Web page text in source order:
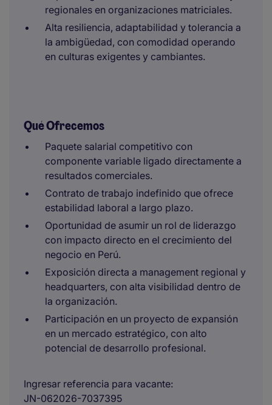
regionales en organizaciones matriciales.
Alta resiliencia, adaptabilidad y tolerancia a
la ambigüedad, con comodidad operando
en culturas exigentes y cambiantes.
Qué Ofrecemos
Paquete salarial competitivo con
componente variable ligado directamente a
resultados comerciales.
Contrato de trabajo indefinido que ofrece
estabilidad laboral a largo plazo.
Oportunidad de asumir un rol de liderazgo
con impacto directo en el crecimiento del
negocio en Perú.
Exposición directa a management regional y
headquarters, con alta visibilidad dentro de
la organización.
Participación en un proyecto de expansión
en un mercado estratégico, con alto
potencial de desarrollo profesional.
Ingresar referencia para vacante
JN-062026-7037395